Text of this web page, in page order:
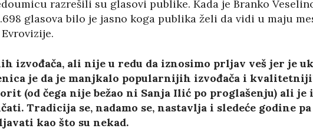
razrešili su glasovi publike. Kada je Branko
glasova bilo je jasno koga publika želi da vidi u maju
izvođača, ali nije u redu da iznosimo prljav veš jer je
je da je manjkalo popularnijih izvođača i
(od čega nije bežao ni Sanja Ilić po proglašenju) ali
Tradicija se, nadamo se, nastavlja i sledeće godine pa
kao što su nekad.